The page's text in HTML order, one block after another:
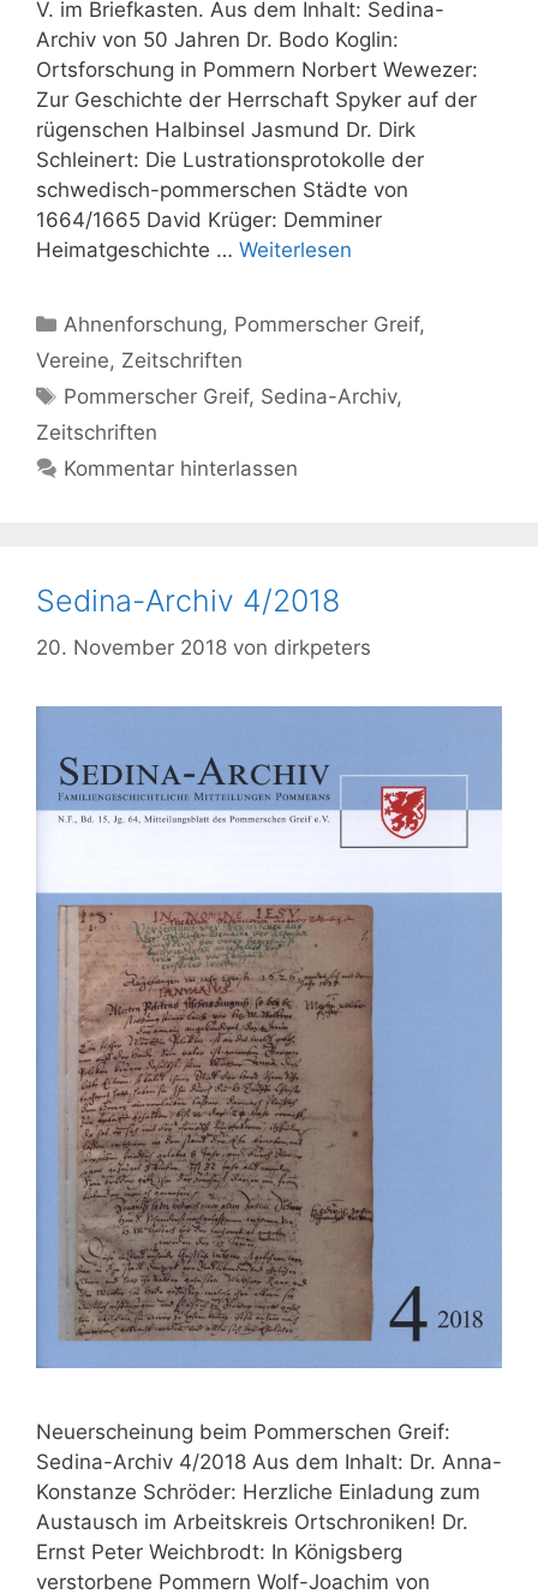
V. im Briefkasten. Aus dem Inhalt: Sedina-
Archiv von 50 Jahren Dr. Bodo Koglin:
Ortsforschung in Pommern Norbert Wewezer:
Zur Geschichte der Herrschaft Spyker auf der
rügenschen Halbinsel Jasmund Dr. Dirk
Schleinert: Die Lustrationsprotokolle der
schwedisch-pommerschen Städte von
1664/1665 David Krüger: Demminer
Heimatgeschichte … Weiterlesen
Kategorien
Ahnenforschung, Pommerscher Greif,
Vereine, Zeitschriften
Schlagwörter
Pommerscher Greif, Sedina-Archiv,
Zeitschriften
Kommentar hinterlassen
Sedina-Archiv 4/2018
20. November 2018 von dirkpeters
Neuerscheinung beim Pommerschen Greif:
Sedina-Archiv 4/2018 Aus dem Inhalt: Dr. Anna-
Konstanze Schröder: Herzliche Einladung zum
Austausch im Arbeitskreis Ortschroniken! Dr.
Ernst Peter Weichbrodt: In Königsberg
verstorbene Pommern Wolf-Joachim von